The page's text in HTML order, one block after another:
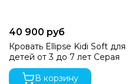
40 900 руб
Кровать Ellipse Kidi Soft для
детей от 3 до 7 лет Серая
В корзину